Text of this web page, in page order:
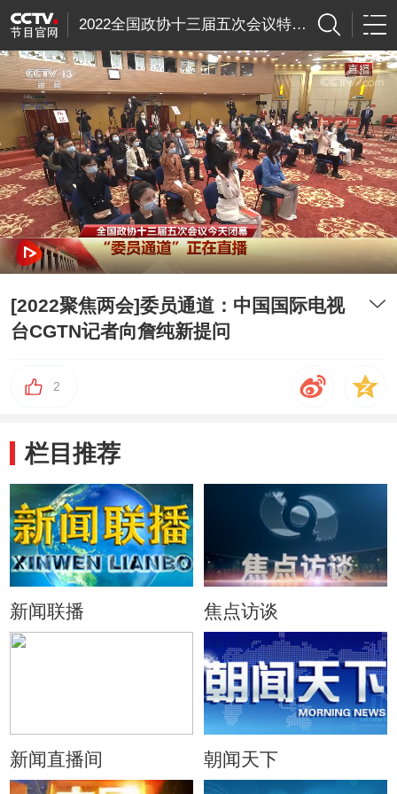
2022全国政协十三届五次会议特别节目
[2022聚焦两会]委员通道：中国国际电视
台CGTN记者向詹纯新提问
2
栏目推荐
新闻联播 焦点访谈
新闻直播间 朝闻天下